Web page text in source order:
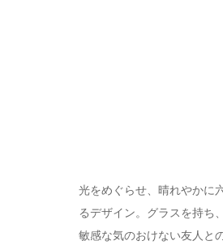
光をめぐらせ、晴れやかに
るデザイン。グラスを持ち
敏感な気のおけない友人と